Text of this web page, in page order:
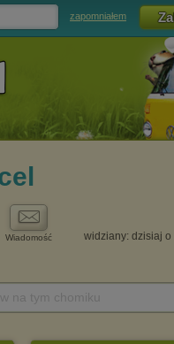
zapomniałem
Wiadomość widziany: dzisiaj o